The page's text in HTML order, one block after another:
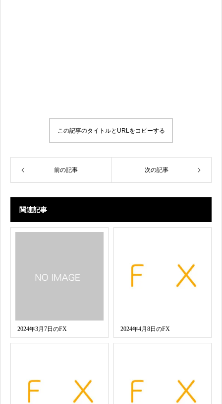
この記事のタイトルとURLをコピーする
前の記事 次の記事
関連記事
2024年3月7日のFX 2024年4月8日のFX